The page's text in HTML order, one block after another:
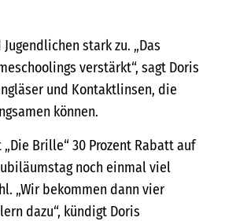
stark zu. „Das
verstärkt“, sagt Doris
und Kontaktlinsen, die
können.
Brille“ 30 Prozent Rabatt auf
noch einmal viel
„Wir bekommen dann vier
dazu“, kündigt Doris